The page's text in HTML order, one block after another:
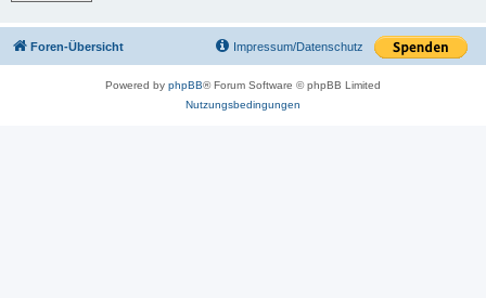
Foren-Übersicht Impressum/Datenschutz
Powered by phpBB® Forum Software © phpBB Limited
Nutzungsbedingungen